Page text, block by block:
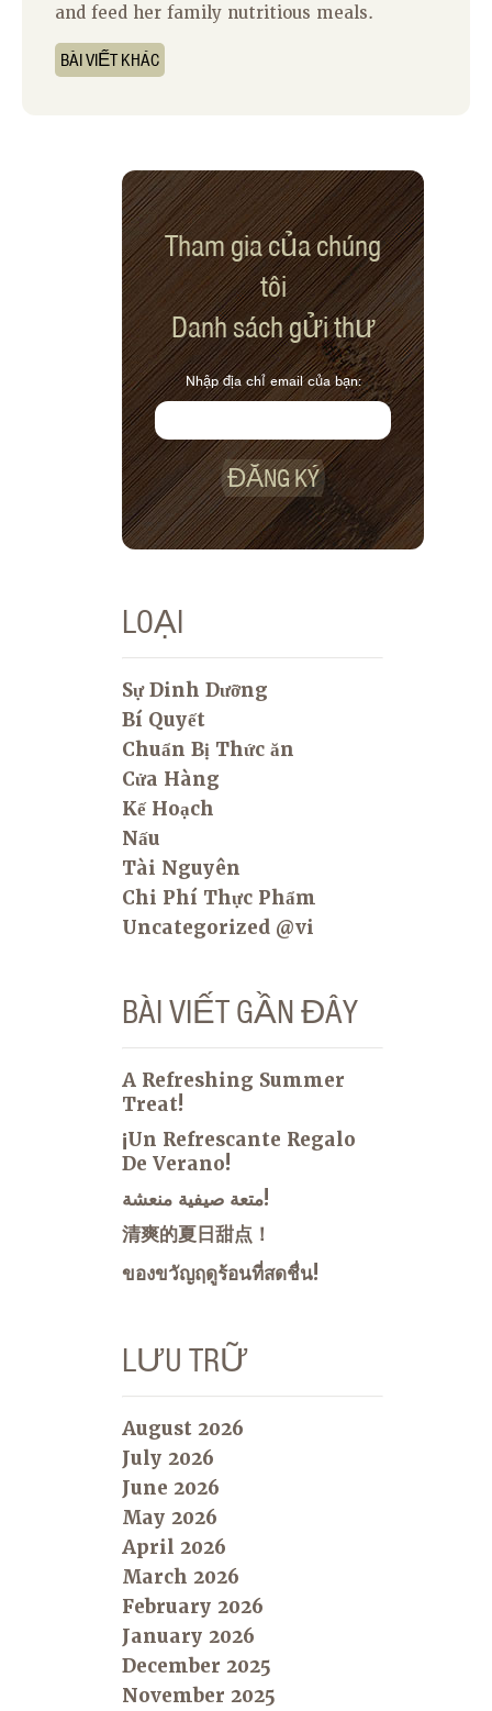
and feed her family nutritious meals.
BÀI VIẾT KHÁC
Tham gia của chúng
tôi
Danh sách gửi thư
Nhập địa chỉ email của bạn:
ĐĂNG KÝ
LOẠI
Sự Dinh Dưỡng
Bí Quyết
Chuẩn Bị Thức ăn
Cửa Hàng
Kế Hoạch
Nấu
Tài Nguyên
Chi Phí Thực Phẩm
Uncategorized @vi
BÀI VIẾT GẦN ĐÂY
A Refreshing Summer
Treat!
¡Un Refrescante Regalo
De Verano!
متعة صيفية منعشة!
清爽的夏日甜点！
ของขวัญฤดูร้อนที่สดชื่น!
LƯU TRỮ
August 2026
July 2026
June 2026
May 2026
April 2026
March 2026
February 2026
January 2026
December 2025
November 2025